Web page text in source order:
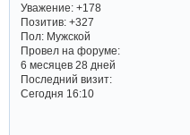
Уважение: +178
Позитив: +327
Пол:Мужской
Провел на форуме:
6 месяцев 28 дней
Последний визит:
Сегодня 16:10